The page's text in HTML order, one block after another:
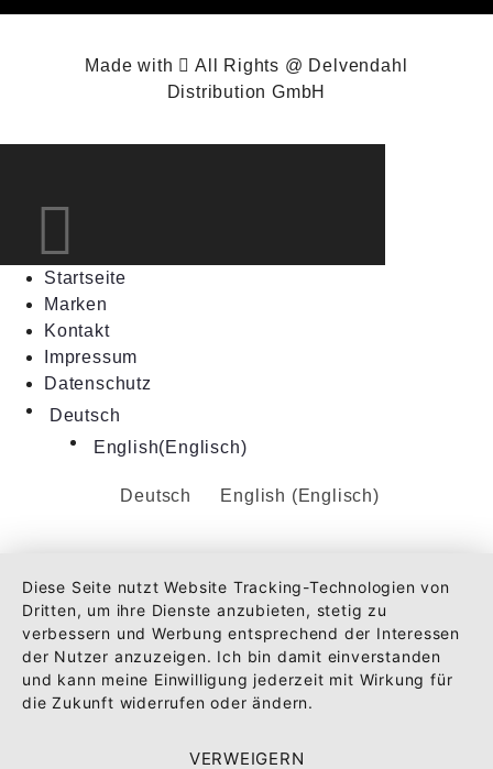
Made with
All Rights @ Delvendahl
Distribution GmbH
Startseite
Marken
Kontakt
Impressum
Datenschutz
Deutsch
English(Englisch)
Deutsch English (Englisch)
Diese Seite nutzt Website Tracking-Technologien von
Dritten, um ihre Dienste anzubieten, stetig zu
verbessern und Werbung entsprechend der Interessen
der Nutzer anzuzeigen. Ich bin damit einverstanden
und kann meine Einwilligung jederzeit mit Wirkung für
die Zukunft widerrufen oder ändern.
VERWEIGERN